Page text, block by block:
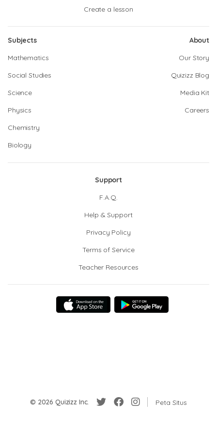
Create a lesson
Subjects
Mathematics
Social Studies
Science
Physics
Chemistry
Biology
About
Our Story
Quizizz Blog
Media Kit
Careers
Support
F.A.Q.
Help & Support
Privacy Policy
Terms of Service
Teacher Resources
© 2026 Quizizz Inc. Peta Situs